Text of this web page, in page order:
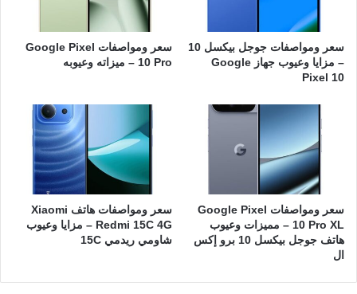
سعر ومواصفات جوجل بيكسل 10
– مزايا وعيوب جهاز Google
Pixel 10
سعر ومواصفات Google Pixel
10 Pro – ميزاته وعيوبه
سعر ومواصفات Google Pixel
10 Pro XL – مميزات وعيوب
هاتف جوجل بيكسل 10 برو إكس
ال
سعر ومواصفات هاتف Xiaomi
Redmi 15C 4G – مزايا وعيوب
شاومي ريدمي 15C